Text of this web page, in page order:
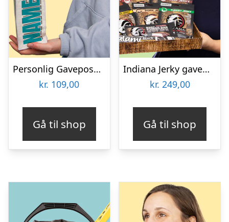
Personlig Gavepose til vin med Tekst
kr. 109,00
Gå til shop
Indiana Jerky gaveæske
kr. 249,00
Gå til shop